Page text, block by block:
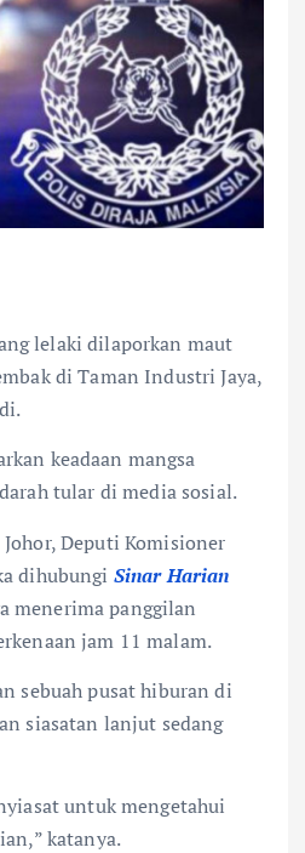
lelaki dilaporkan maut
di Taman Industri Jaya,
keadaan mangsa
tular di media sosial.
Deputi Komisioner
dihubungi SinarHarian
menerima panggilan
jam 11 malam.
sebuah pusat hiburan di
siasatan lanjut sedang
untuk mengetahui
katanya.